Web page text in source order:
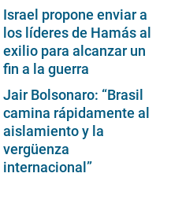
Israel propone enviar a
los líderes de Hamás al
exilio para alcanzar un
fin a la guerra
Jair Bolsonaro: “Brasil
camina rápidamente al
aislamiento y la
vergüenza
internacional”